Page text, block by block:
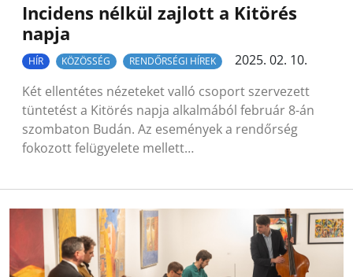
Incidens nélkül zajlott a Kitörés
napja
HÍR KÖZÖSSÉG RENDŐRSÉGI HÍREK
2025. 02. 10.
Két ellentétes nézeteket valló csoport szervezett
tüntetést a Kitörés napja alkalmából február 8-án
szombaton Budán. Az események a rendőrség
fokozott felügyelete mellett…